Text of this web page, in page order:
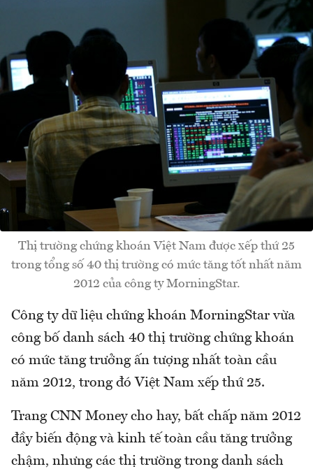
Thị trường chứng khoán Việt Nam được xếp thứ 25
trong tổng số 40 thị trường có mức tăng tốt nhất năm
2012 của công ty MorningStar.
Công ty dữ liệu chứng khoán MorningStar vừa
công bố danh sách 40 thị trường chứng khoán
có mức tăng trưởng ấn tượng nhất toàn cầu
năm 2012, trong đó Việt Nam xếp thứ 25.
Trang CNN Money cho hay, bất chấp năm 2012
đầy biến động và kinh tế toàn cầu tăng trưởng
chậm, nhưng các thị trường trong danh sách